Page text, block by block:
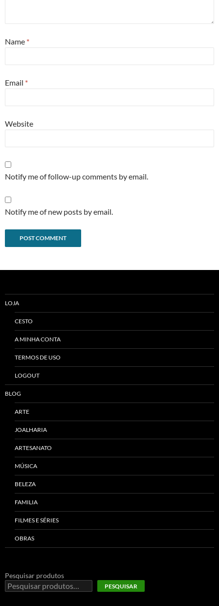
Name *
Email *
Website
Notify me of follow-up comments by email.
Notify me of new posts by email.
LOJA
CESTO
A MINHA CONTA
TERMOS DE USO
LOGOUT
BLOG
ARTE
JOALHARIA
ARTESANATO
MÚSICA
BELEZA
FAMILIA
FILMES E SÉRIES
OBRAS
Pesquisar produtos
PESQUISAR